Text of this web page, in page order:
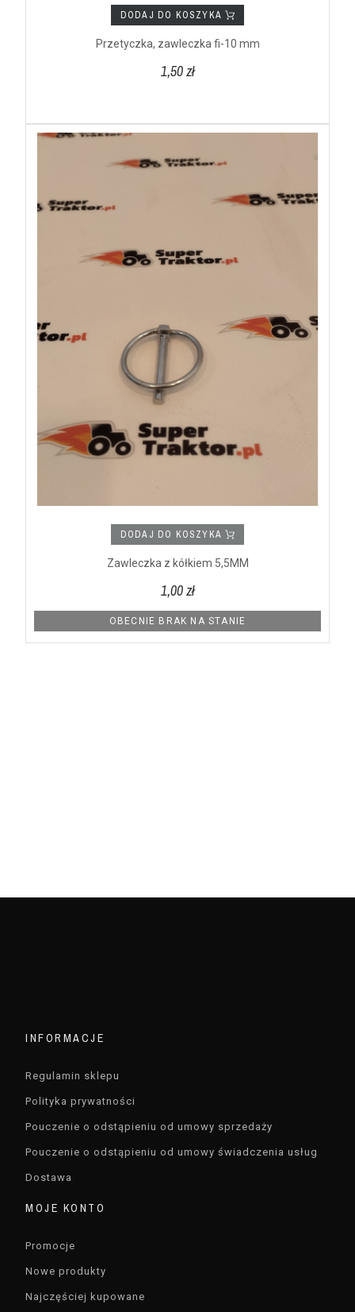
DODAJ DO KOSZYKA
Przetyczka, zawleczka fi-10 mm
1,50 zł
DODAJ DO KOSZYKA
Zawleczka z kółkiem 5,5MM
1,00 zł
OBECNIE BRAK NA STANIE
INFORMACJE
Regulamin sklepu
Polityka prywatności
Pouczenie o odstąpieniu od umowy sprzedaży
Pouczenie o odstąpieniu od umowy świadczenia usług
Dostawa
MOJE KONTO
Promocje
Nowe produkty
Najczęściej kupowane